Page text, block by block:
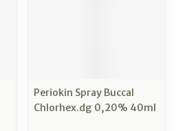
Periokin Spray Buccal
Chlorhex.dg 0,20% 40ml